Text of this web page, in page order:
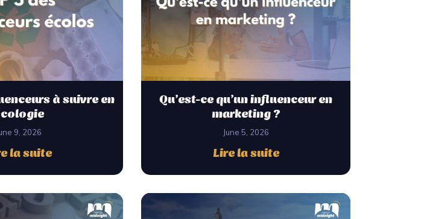
à suivre en
9, 2026
la suite
Qu’est-ce qu’un influenceur en
marketing ?
June 5, 2026
Lire la suite